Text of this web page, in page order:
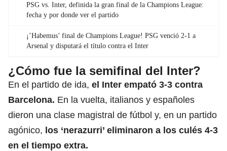
PSG vs. Inter, definida la gran final de la Champions League:
fecha y por donde ver el partido
¡’Habemus’ final de Champions League! PSG venció 2-1 a
Arsenal y disputará el título contra el Inter
¿Cómo fue la semifinal del Inter?
En el partido de ida, el Inter empató 3-3 contra
Barcelona. En la vuelta, italianos y españoles
dieron una clase magistral de fútbol y, en un partido
agónico, los ‘nerazurri’ eliminaron a los culés 4-3
en el tiempo extra.